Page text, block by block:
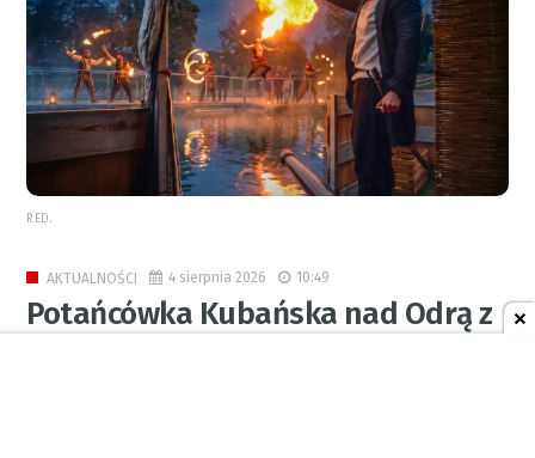
RED.
AKTUALNOŚCI 4 sierpnia 2026 10:49
Potańcówka Kubańska nad Odrą z